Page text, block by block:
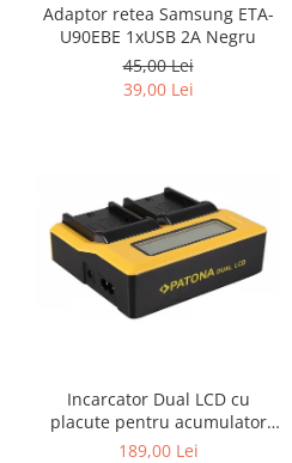
Adaptor retea Samsung ETA-
U90EBE 1xUSB 2A Negru
45,00 Lei
39,00 Lei
Incarcator Dual LCD cu
placute pentru acumulator
Sony NP-F970 Patona
189,00 Lei